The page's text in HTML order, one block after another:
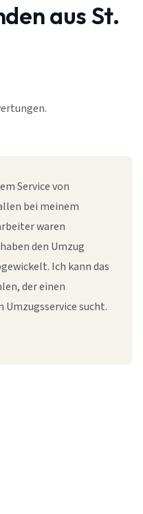
aus St.
Service von
bei meinem
waren
den Umzug
Ich kann das
der einen
Umzugsservice sucht.